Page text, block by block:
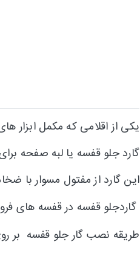
یکی از اقلامی که مکمل
گارد جلو قفسه یا لبه صفحه
این گارد از مفتول مسوار با
گاردجلو قفسه در قفسه های
طریقه نصب گار جلو قفسه بر